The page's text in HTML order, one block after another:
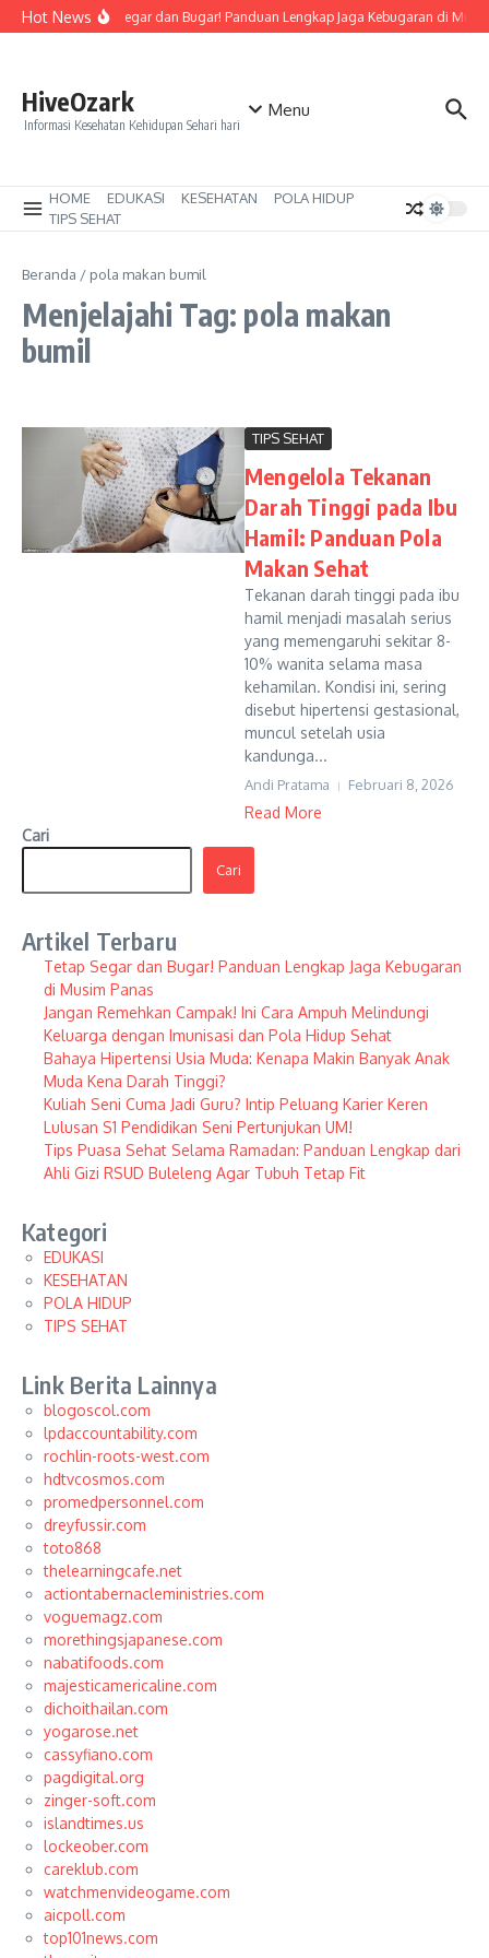
Lewati ke konten
Hot NewsTetap Segar dan Bugar! Panduan Lengkap Jaga Kebugaran di
HiveOzark
Informasi Kesehatan Kehidupan Sehari hari
Menu
HOME EDUKASI KESEHATAN
POLA HIDUP
TIPS SEHAT
Beranda / pola makan bumil
Menjelajahi Tag: pola makan
bumil
TIPS SEHAT
Mengelola Tekanan
Darah Tinggi pada Ibu
Hamil: Panduan Pola
Makan Sehat
Tekanan darah tinggi pada ibu
hamil menjadi masalah serius
yang memengaruhi sekitar 8-
10% wanita selama masa
kehamilan. Kondisi ini, sering
disebut hipertensi gestasional,
muncul setelah usia
kandunga...
Andi Pratama Februari 8, 2026
Read More
Cari
Cari
Artikel Terbaru
Tetap Segar dan Bugar! Panduan Lengkap Jaga Kebugaran
di Musim Panas
Jangan Remehkan Campak! Ini Cara Ampuh Melindungi
Keluarga dengan Imunisasi dan Pola Hidup Sehat
Bahaya Hipertensi Usia Muda: Kenapa Makin Banyak Anak
Muda Kena Darah Tinggi?
Kuliah Seni Cuma Jadi Guru? Intip Peluang Karier Keren
Lulusan S1 Pendidikan Seni Pertunjukan UM!
Tips Puasa Sehat Selama Ramadan: Panduan Lengkap dari
Ahli Gizi RSUD Buleleng Agar Tubuh Tetap Fit
Kategori
EDUKASI
KESEHATAN
POLA HIDUP
TIPS SEHAT
Link Berita Lainnya
blogoscol.com
lpdaccountability.com
rochlin-roots-west.com
hdtvcosmos.com
promedpersonnel.com
dreyfussir.com
toto868
thelearningcafe.net
actiontabernacleministries.com
voguemagz.com
morethingsjapanese.com
nabatifoods.com
majesticamericaline.com
dichoithailan.com
yogarose.net
cassyfiano.com
pagdigital.org
zinger-soft.com
islandtimes.us
lockeober.com
careklub.com
watchmenvideogame.com
aicpoll.com
top101news.com